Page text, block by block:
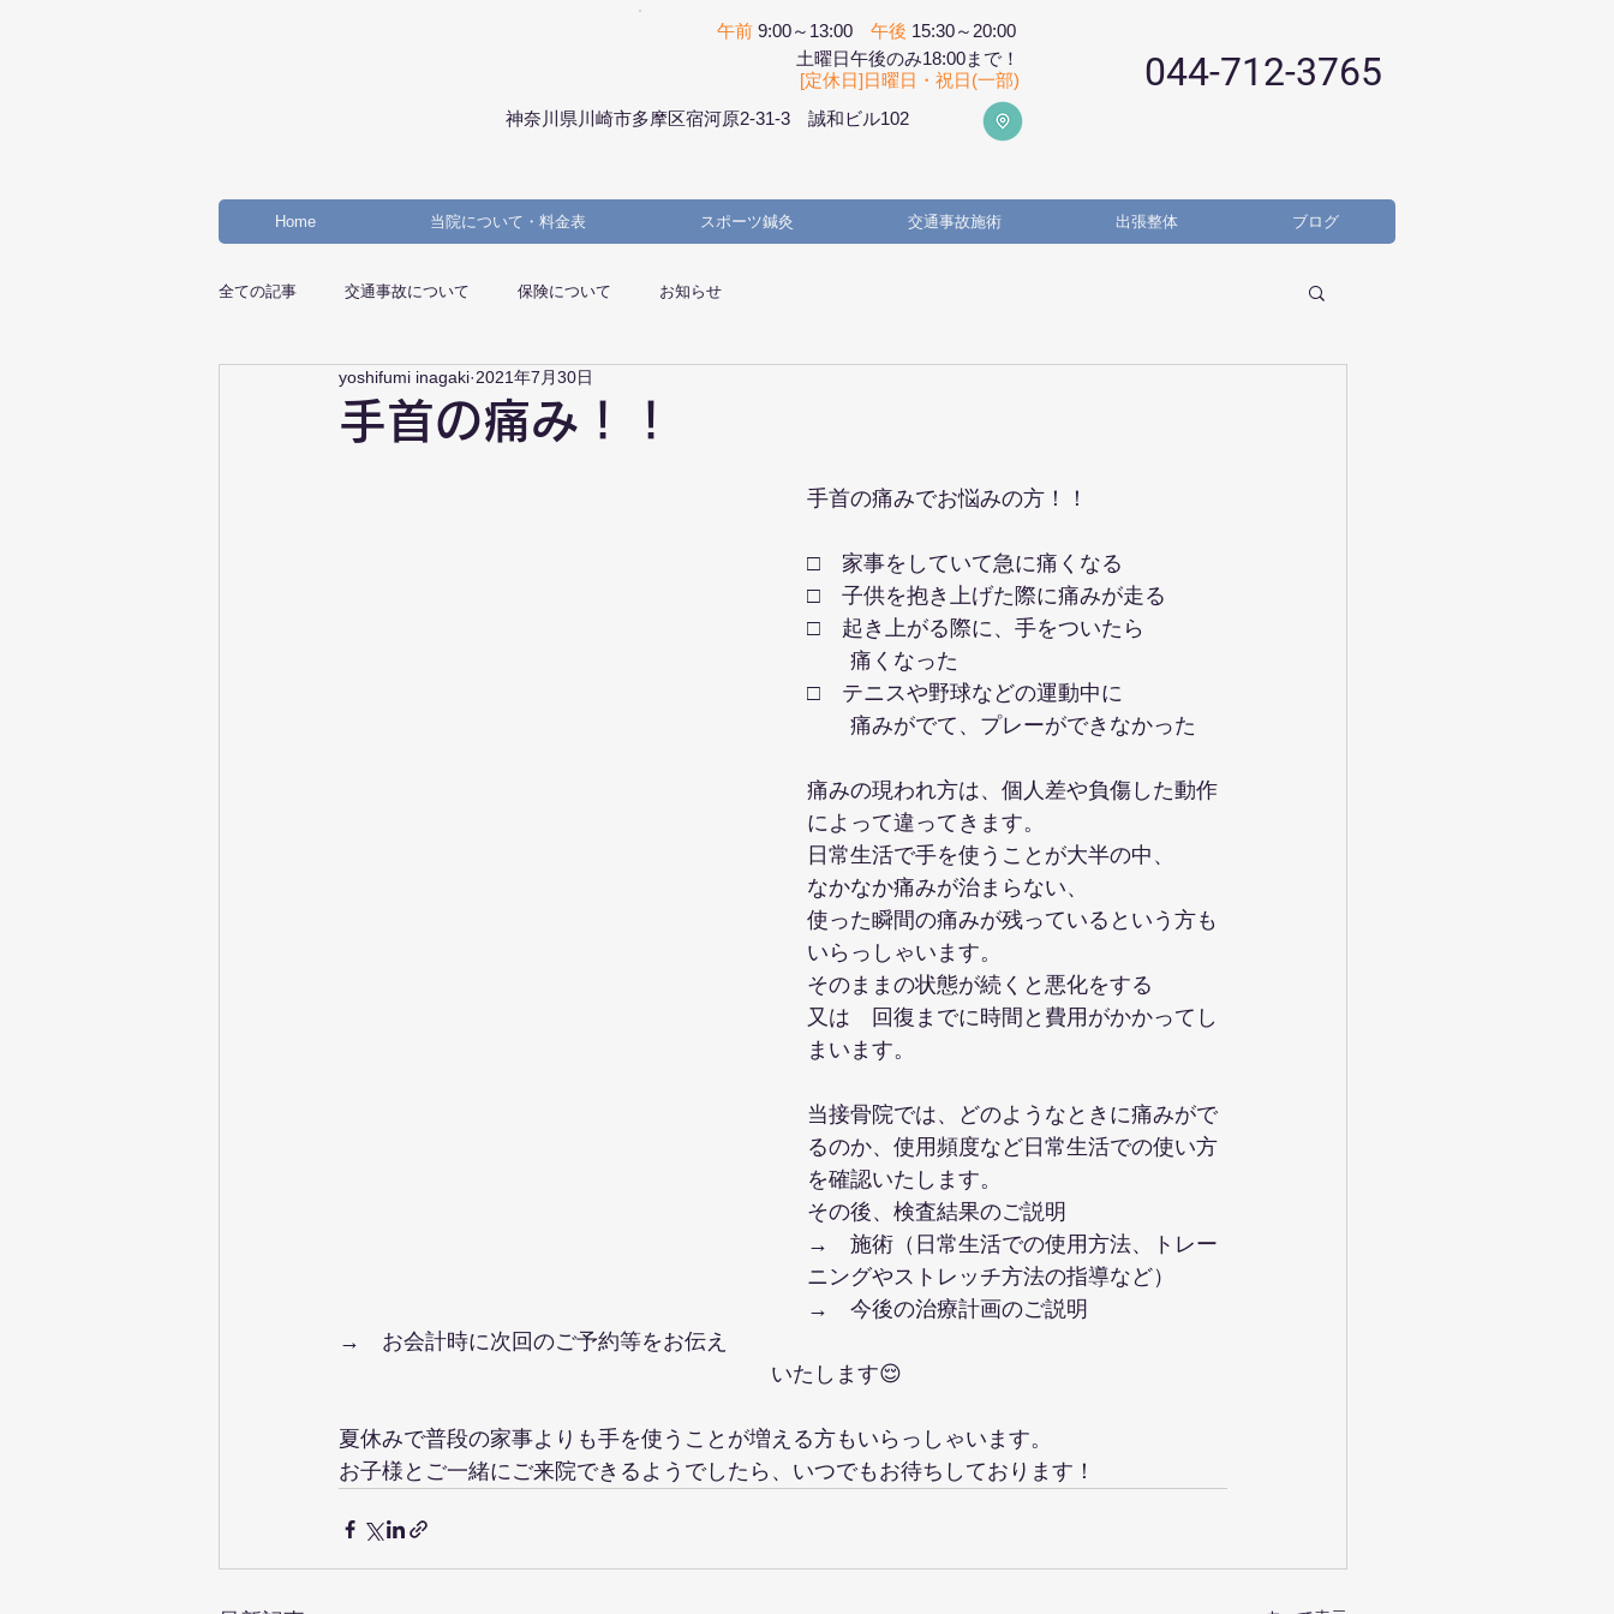
午前 9:00～13:00 午後 15:30～20:00
土曜日午後のみ18:00まで！
[定休日]日曜日・祝日(一部)
神奈川県川崎市多摩区宿河原2-31-3 誠和ビル102
044-712-3765
Home 当院について・料金表 スポーツ鍼灸 交通事故施術 出張整体 ブログ
全ての記事 交通事故について 保険について お知らせ
手首の痛み！！
yoshifumi inagaki 2021年7月30日
手首の痛みでお悩みの方！！
□　家事をしていて急に痛くなる
□　子供を抱き上げた際に痛みが走る
□　起き上がる際に、手をついたら
痛くなった
□　テニスや野球などの運動中に
痛みがでて、プレーができなかった
痛みの現われ方は、個人差や負傷した動作
によって違ってきます。
日常生活で手を使うことが大半の中、
なかなか痛みが治まらない、
使った瞬間の痛みが残っているという方も
いらっしゃいます。
そのままの状態が続くと悪化をする
又は　回復までに時間と費用がかかってし
まいます。
当接骨院では、どのようなときに痛みがで
るのか、使用頻度など日常生活での使い方
を確認いたします。
その後、検査結果のご説明
→　施術（日常生活での使用方法、トレー
ニングやストレッチ方法の指導など）
→　今後の治療計画のご説明
→　お会計時に次回のご予約等をお伝え
									いたします😌
夏休みで普段の家事よりも手を使うことが増える方もいらっしゃいます。
お子様とご一緒にご来院できるようでしたら、いつでもお待ちしております！